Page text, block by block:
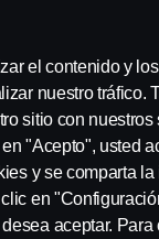
el contenido y
nuestro tráfico.
sitio con
"Acepto", usted
y se comparta
en
aceptar.